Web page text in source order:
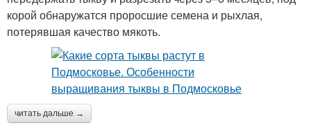
корой обнаружатся проросшие семена и рыхлая,
потерявшая качество мякоть.
читать дальше →